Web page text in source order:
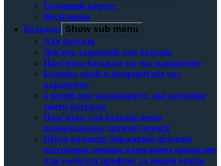
Головний корпус
Вiддiлення
Батькам Show sub menu
Для батьків
Дев’ять заповідей для батьків
Пам’ятка батькам на час карантину
Безпека дітей в інтернеті під час
карантину
5 речей про коронавірус, які потрібно
знати батькам
Пам’ятка для батьків щодо
попередження дитячої агресії
Щодо надання Державної цільової
підтримки деяким категоріям громадян
для здобуття профтех та вищої освіти